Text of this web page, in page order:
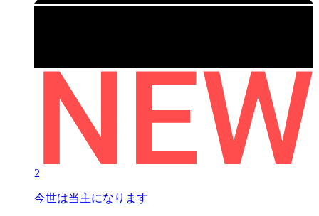
2
今世は当主になります